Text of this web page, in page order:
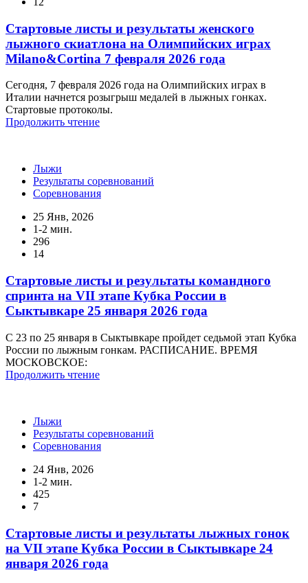
Стартовые листы и результаты женского
лыжного скиатлона на Олимпийских играх
Milano&Cortina 7 февраля 2026 года
Сегодня, 7 февраля 2026 года на Олимпийских играх в
Италии начнется розыгрыш медалей в лыжных гонках.
Стартовые протоколы.
Продолжить чтение
Лыжи
Результаты соревнований
Соревнования
25 Янв, 2026
1-2 мин.
296
14
Стартовые листы и результаты командного
спринта на VII этапе Кубка России в
Сыктывкаре 25 января 2026 года
С 23 по 25 января в Сыктывкаре пройдет седьмой этап Кубка
России по лыжным гонкам. РАСПИСАНИЕ. ВРЕМЯ
МОСКОВСКОЕ:
Продолжить чтение
Лыжи
Результаты соревнований
Соревнования
24 Янв, 2026
1-2 мин.
425
7
Стартовые листы и результаты лыжных гонок
на VII этапе Кубка России в Сыктывкаре 24
января 2026 года